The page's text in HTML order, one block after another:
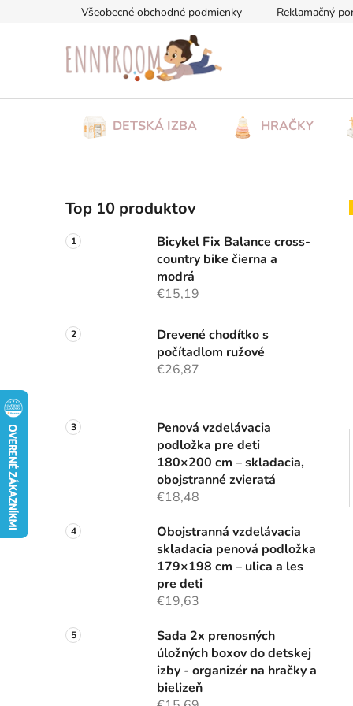
Všeobecné obchodné podmienky Reklamačný
DETSKÁ IZBA HRAČKY
o
č
n
n
Top 10 produktov
Bicykel Fix Balance cross-
country bike čierna a
modrá
€15,19
Drevené chodítko s
počítadlom ružové
€26,87
Penová vzdelávacia
podložka pre deti
180×200 cm – skladacia,
obojstranné zvieratá
€18,48
Obojstranná vzdelávacia
skladacia penová podložka
179×198 cm – ulica a les
pre deti
€19,63
Sada 2x prenosných
úložných boxov do detskej
izby - organizér na hračky a
bielizeň